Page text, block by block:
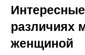
различиях
женщиной